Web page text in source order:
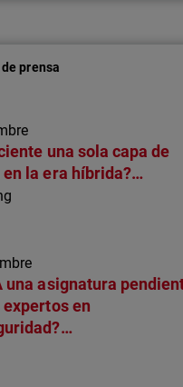
prensa
una sola capa de
en la era híbrida?…
una asignatura
expertos en